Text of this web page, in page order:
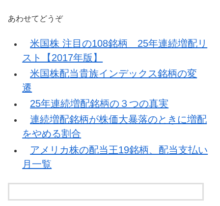
あわせてどうぞ
米国株 注目の108銘柄 25年連続増配リ
スト【2017年版】
米国株配当貴族インデックス銘柄の変
遷
25年連続増配銘柄の３つの真実
連続増配銘柄が株価大暴落のときに増配
をやめる割合
アメリカ株の配当王19銘柄、配当支払い
月一覧